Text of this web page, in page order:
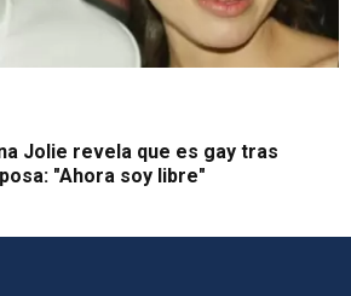
Jolie revela que es gay tras
"Ahora soy libre"